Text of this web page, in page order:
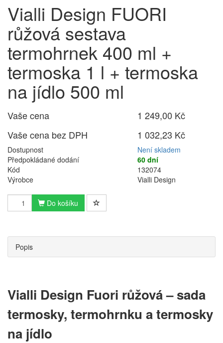
Vialli Design FUORI
růžová sestava
termohrnek 400 ml +
termoska 1 l + termoska
na jídlo 500 ml
Vaše cena
1 249,00 Kč
Vaše cena bez DPH
1 032,23 Kč
Dostupnost
Není skladem
Předpokládané dodání
60 dní
Kód
132074
Výrobce
Vialli Design
Do košíku
Popis
Vialli Design Fuori růžová – sada
termosky, termohrnku a termosky
na jídlo